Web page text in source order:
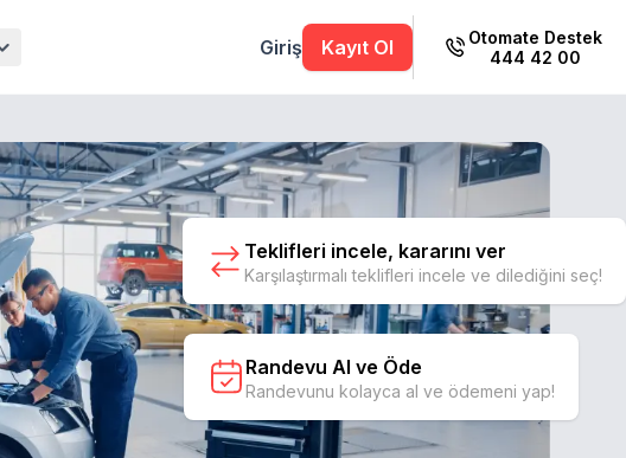
Giriş Kayıt Ol
Otomate Destek
444 42 00
Teklifleri incele, kararını ver
Karşılaştırmalı teklifleri incele ve dilediğini seç!
Randevu Al ve Öde
Randevunu kolayca al ve ödemeni yap!